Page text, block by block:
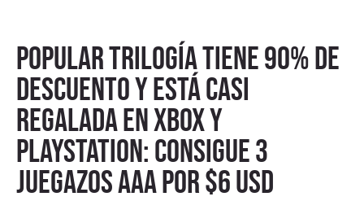
Popular trilogía tiene 90% de
descuento y está casi
regalada en Xbox y
PlayStation: consigue 3
juegazos AAA por $6 USD